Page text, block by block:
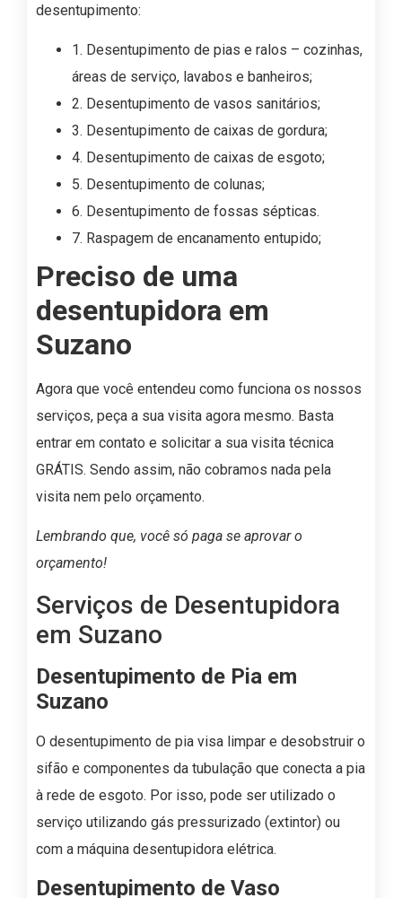
desentupimento:
1. Desentupimento de pias e ralos – cozinhas,
áreas de serviço, lavabos e banheiros;
2. Desentupimento de vasos sanitários;
3. Desentupimento de caixas de gordura;
4. Desentupimento de caixas de esgoto;
5. Desentupimento de colunas;
6. Desentupimento de fossas sépticas.
7. Raspagem de encanamento entupido;
Preciso de uma
desentupidora em
Suzano
Agora que você entendeu como funciona os nossos
serviços, peça a sua visita agora mesmo. Basta
entrar em contato e solicitar a sua visita técnica
GRÁTIS. Sendo assim, não cobramos nada pela
visita nem pelo orçamento.
Lembrando que, você só paga se aprovar o
orçamento!
Serviços de Desentupidora
em Suzano
Desentupimento de Pia em
Suzano
O desentupimento de pia visa limpar e desobstruir o
sifão e componentes da tubulação que conecta a pia
à rede de esgoto. Por isso, pode ser utilizado o
serviço utilizando gás pressurizado (extintor) ou
com a máquina desentupidora elétrica.
Desentupimento de Vaso